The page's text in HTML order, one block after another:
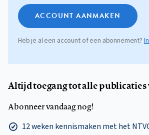
ACCOUNT AANMAKEN
Heb je al een account of een abonnement?
Altijd toegang tot alle publicaties
Abonneer vandaag nog!
12 weken kennismaken met het